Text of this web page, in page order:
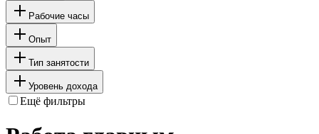
Рабочие часы
Опыт
Тип занятости
Уровень дохода
Ещё фильтры